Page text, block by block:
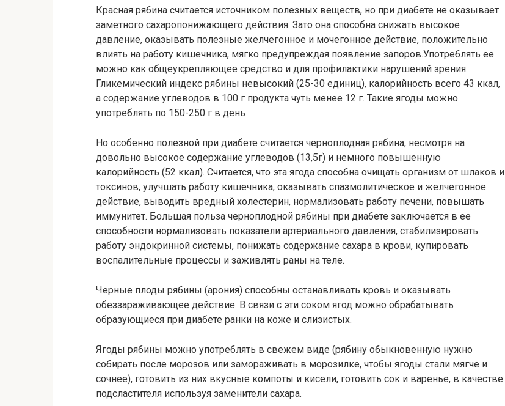
Красная рябина считается источником полезных веществ, но при диабете не оказывает
заметного сахаропонижающего действия. Зато она способна снижать высокое
давление, оказывать полезные желчегонное и мочегонное действие, положительно
влиять на работу кишечника, мягко предупреждая появление запоров.Употреблять ее
можно как общеукрепляющее средство и для профилактики нарушений зрения.
Гликемический индекс рябины невысокий (25-30 единиц), калорийность всего 43 ккал,
а содержание углеводов в 100 г продукта чуть менее 12 г. Такие ягоды можно
употреблять по 150-250 г в день
Но особенно полезной при диабете считается черноплодная рябина, несмотря на
довольно высокое содержание углеводов (13,5г) и немного повышенную
калорийность (52 ккал). Считается, что эта ягода способна очищать организм от шлаков и
токсинов, улучшать работу кишечника, оказывать спазмолитическое и желчегонное
действие, выводить вредный холестерин, нормализовать работу печени, повышать
иммунитет. Большая польза черноплодной рябины при диабете заключается в ее
способности нормализовать показатели артериального давления, стабилизировать
работу эндокринной системы, понижать содержание сахара в крови, купировать
воспалительные процессы и заживлять раны на теле.
Черные плоды рябины (арония) способны останавливать кровь и оказывать
обеззараживающее действие. В связи с эти соком ягод можно обрабатывать
образующиеся при диабете ранки на коже и слизистых.
Ягоды рябины можно употреблять в свежем виде (рябину обыкновенную нужно
собирать после морозов или замораживать в морозилке, чтобы ягоды стали мягче и
сочнее), готовить из них вкусные компоты и кисели, готовить сок и варенье, в качестве
подсластителя используя заменители сахара.